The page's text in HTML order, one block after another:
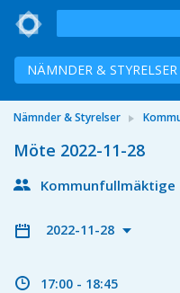
NÄMNDER & STYRELSER
Nämnder & Styrelser
Möte 2022-11-28
Kommunfullmäktige
2022-11-28
17:00 - 18:45